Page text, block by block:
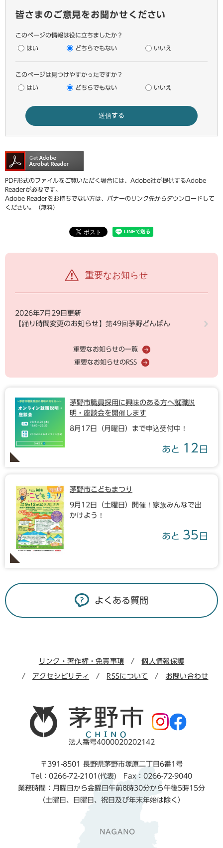
皆さまのご意見をお聞かせください
このページの情報は役に立ちましたか？
はい どちらでもない いいえ
このページは見つけやすかったですか？
はい どちらでもない いいえ
PDF形式のファイルをご覧いただく場合には、Adobe社が提供するAdobe
Readerが必要です。
Adobe Readerをお持ちでない方は、バナーのリンク先からダウンロードして
ください。（無料）
重要なお知らせ
2026年7月29日更新
【踊り時間変更のお知らせ】第49回茅野どんばん
重要なお知らせの一覧
重要なお知らせのRSS
茅野市職員採用に興味のある方へ就職説
明・座談会を開催します
8月17日（月曜日）まで申込受付中！
あと 12 日
茅野市こどもまつり
9月12日（土曜日）開催！家族みんなで出
かけよう！
あと 35 日
よくある質問
リンク・著作権・免責事項 個人情報保護
アクセシビリティ RSSについて お問い合わせ
法人番号4000020202142
〒391-8501 長野県茅野市塚原二丁目6番1号
Tel：0266-72-2101(代表) Fax：0266-72-9040
業務時間：月曜日から金曜日午前8時30分から午後5時15分
（土曜日、日曜日、祝日及び年末年始は除く）